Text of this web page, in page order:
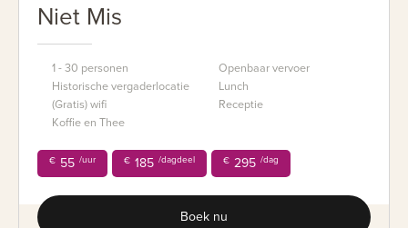
Niet Mis
1 - 30 personen
Historische vergaderlocatie
(Gratis) wifi
Koffie en Thee
Openbaar vervoer
Lunch
Receptie
€ 55 /uur € 185 /dagdeel € 295 /dag
Boek nu